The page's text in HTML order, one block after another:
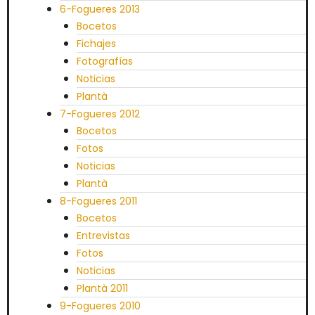
6-Fogueres 2013
Bocetos
Fichajes
Fotografías
Noticias
Plantà
7-Fogueres 2012
Bocetos
Fotos
Noticias
Plantà
8-Fogueres 2011
Bocetos
Entrevistas
Fotos
Noticias
Plantà 2011
9-Fogueres 2010